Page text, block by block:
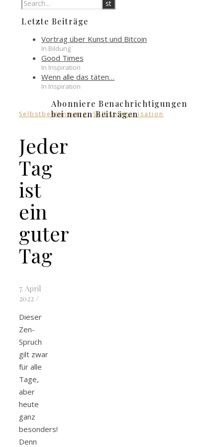
Letzte Beiträge
Vortrag über Kunst und Bitcoin
In Bildung
Good Times
In Inspiration
Wenn alle das täten…
In Inspiration
Selbstbestimmung, Selbstorganisation
Jeder
Tag
ist
ein
guter
Tag
7. April
2022 /
Dieser
Zen-
Spruch
gilt zwar
für alle
Tage,
aber
heute
ganz
besonders!
Denn
Abonniere Benachrichtigungen
bei neuen Beiträgen